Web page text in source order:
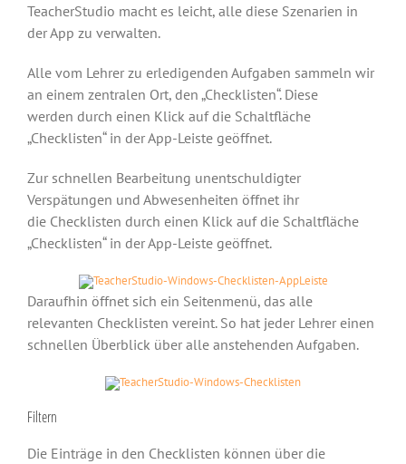
TeacherStudio macht es leicht, alle diese Szenarien in
der App zu verwalten.
Alle vom Lehrer zu erledigenden Aufgaben sammeln wir
an einem zentralen Ort, den „Checklisten“. Diese
werden durch einen Klick auf die Schaltfläche
„Checklisten“ in der App-Leiste geöffnet.
Zur schnellen Bearbeitung unentschuldigter
Verspätungen und Abwesenheiten öffnet ihr
die Checklisten durch einen Klick auf die Schaltfläche
„Checklisten“ in der App-Leiste geöffnet.
Daraufhin öffnet sich ein Seitenmenü, das alle
relevanten Checklisten vereint. So hat jeder Lehrer einen
schnellen Überblick über alle anstehenden Aufgaben.
Filtern
Die Einträge in den Checklisten können über die